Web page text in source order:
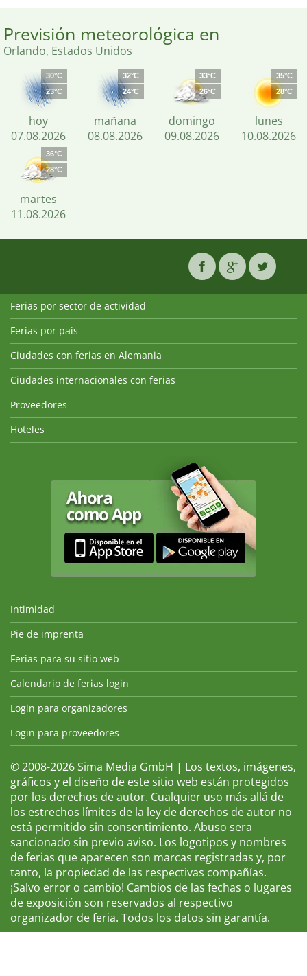
Previsión meteorológica en
Orlando, Estados Unidos
30°C
23°C
hoy
07.08.2026
32°C
24°C
mañana
08.08.2026
33°C
26°C
domingo
09.08.2026
35°C
28°C
lunes
10.08.2026
36°C
28°C
martes
11.08.2026
Ferias por sector de actividad
Ferias por país
Ciudades con ferias en Alemania
Ciudades internacionales con ferias
Proveedores
Hoteles
Intimidad
Pie de imprenta
Ferias para su sitio web
Calendario de ferias login
Login para organizadores
Login para proveedores
© 2008-2026 Sima Media GmbH | Los textos, imágenes,
gráficos y el diseño de este sitio web están protegidos
por los derechos de autor. Cualquier uso más allá de
los estrechos límites de la ley de derechos de autor no
está permitido sin consentimiento. Abuso sera
sancionado sin previo aviso. Los logotipos y nombres
de ferias que aparecen son marcas registradas y, por
tanto, la propiedad de las respectivas compañías.
¡Salvo error o cambio! Cambios de las fechas o lugares
de exposición son reservados al respectivo
organizador de feria. Todos los datos sin garantía.